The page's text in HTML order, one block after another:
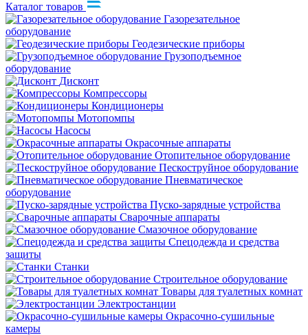
Каталог товаров
Газорезательное
оборудование
Геодезические приборы
Грузоподъемное
оборудование
Дисконт
Компрессоры
Кондиционеры
Мотопомпы
Насосы
Окрасочные аппараты
Отопительное оборудование
Пескоструйное оборудование
Пневматическое
оборудование
Пуско-зарядные устройства
Сварочные аппараты
Смазочное оборудование
Спецодежда и средства
защиты
Станки
Строительное оборудование
Товары для туалетных комнат
Электростанции
Окрасочно-сушильные
камеры